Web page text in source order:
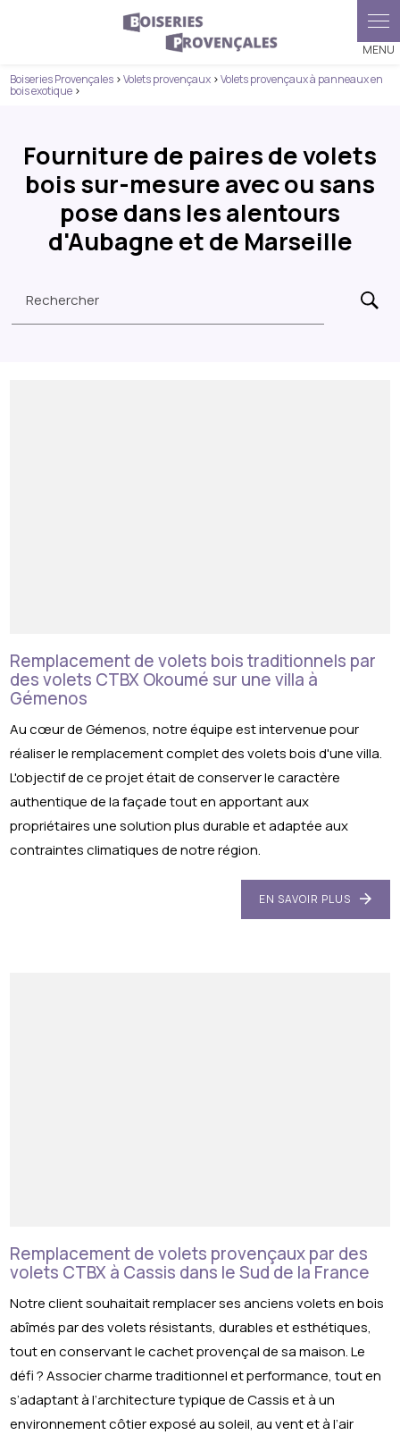
Boiseries Provençales >Volets provençaux >Volets provençaux à panneaux en
bois exotique >
Fourniture de paires de volets
bois sur-mesure avec ou sans
pose dans les alentours
d'Aubagne et de Marseille
Rechercher
Remplacement de volets bois traditionnels par
des volets CTBX Okoumé sur une villa à
Gémenos
Au cœur de Gémenos, notre équipe est intervenue pour
réaliser le remplacement complet des volets bois d'une villa.
L'objectif de ce projet était de conserver le caractère
authentique de la façade tout en apportant aux
propriétaires une solution plus durable et adaptée aux
contraintes climatiques de notre région.
EN SAVOIR PLUS
Remplacement de volets provençaux par des
volets CTBX à Cassis dans le Sud de la France
Notre client souhaitait remplacer ses anciens volets en bois
abîmés par des volets résistants, durables et esthétiques,
tout en conservant le cachet provençal de sa maison. Le
défi ? Associer charme traditionnel et performance, tout en
s’adaptant à l’architecture typique de Cassis et à un
environnement côtier exposé au soleil, au vent et à l’air